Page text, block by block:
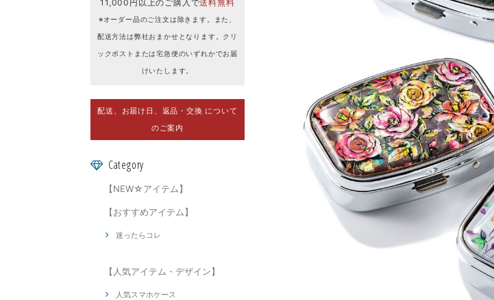
11,000円以上のご購入で送料無料
※オーダー品のご注文は除きます。また、
配送方法は弊社おまかせとなります。クリ
ックポストまたは宅急便のいずれかでお届
けいたします。
配送、お届け日、返品・交換 について
のご案内
Category
【NEW☆アイテム】
【おすすめアイテム】
迷ったらコレ
【人気アイテム・デザイン】
人気スマホケース